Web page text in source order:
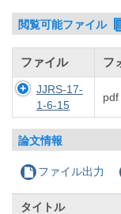
閲覧可能ファイル
ファイル フ
JJRS-17-
1-6-15
pdf
論文情報
ファイル出力
タイトル